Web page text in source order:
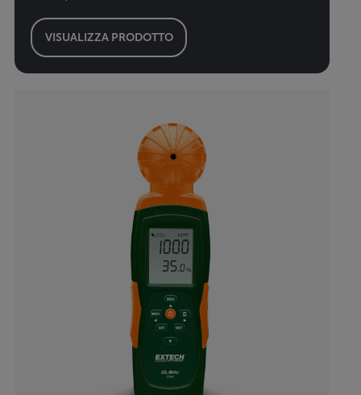
VISUALIZZA PRODOTTO